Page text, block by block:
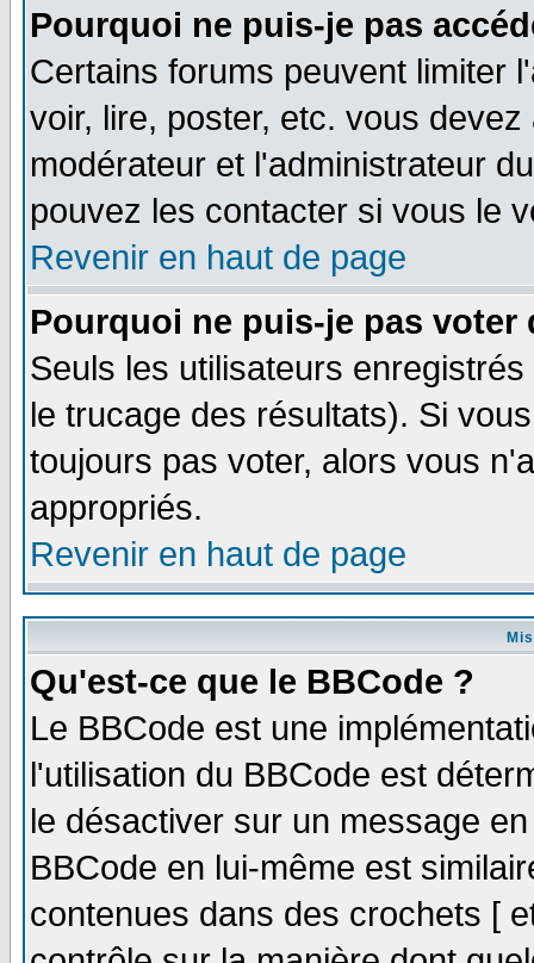
Pourquoi ne puis-je pas
Certains forums peuvent limiter
voir, lire, poster, etc. vous
modérateur et l'administrateur
pouvez les contacter si vous le
Revenir en haut de page
Pourquoi ne puis-je pas voter
Seuls les utilisateurs
le trucage des résultats). Si
toujours pas voter, alors vous
appropriés.
Revenir en haut de page
Qu'est-ce que le BBCode ?
Le BBCode est une
l'utilisation du BBCode est
le désactiver sur un message
BBCode en lui-même est
contenues dans des crochets [